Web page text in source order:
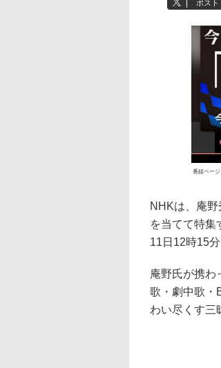
ポスト
番組ページ
NHKは、庵
を当てて特集
11日12時15
庵野氏が携わ
歌・劇中歌・
わい尽くす三